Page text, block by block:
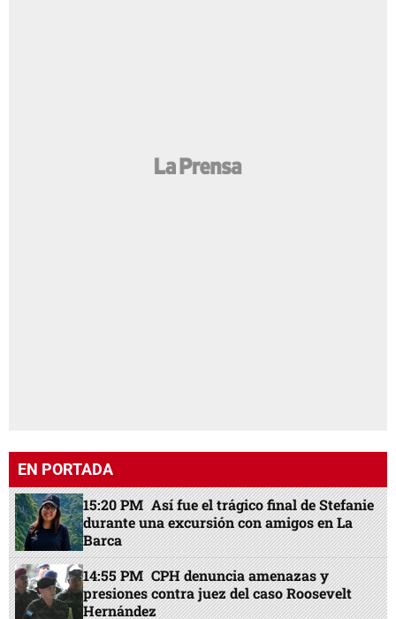
EN PORTADA
15:20 PM Así fue el trágico final de Stefanie
durante una excursión con amigos en La
Barca
14:55 PM CPH denuncia amenazas y
presiones contra juez del caso Roosevelt
Hernández